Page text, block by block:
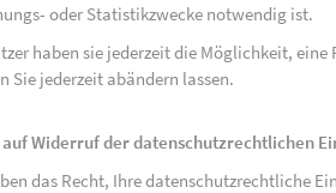
oder Statistikzwecke notwendig ist.
haben sie jederzeit die Möglichkeit,
Sie jederzeit abändern lassen.
auf Widerruf der datenschutzrechtlichen
das Recht, Ihre datenschutzrechtliche